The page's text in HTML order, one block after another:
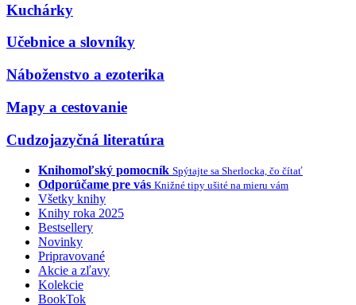
Kuchárky
Učebnice a slovníky
Náboženstvo a ezoterika
Mapy a cestovanie
Cudzojazyčná literatúra
Knihomoľský pomocník Spýtajte sa Sherlocka, čo čítať
Odporúčame pre vás Knižné tipy ušité na mieru vám
Všetky knihy
Knihy roka 2025
Bestsellery
Novinky
Pripravované
Akcie a zľavy
Kolekcie
BookTok